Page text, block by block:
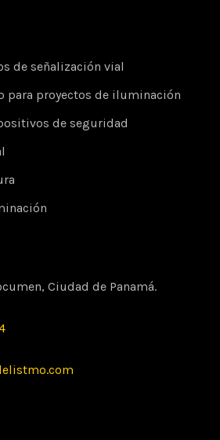
de señalización vial
para proyectos de iluminación
de seguridad
Ciudad de Panamá.